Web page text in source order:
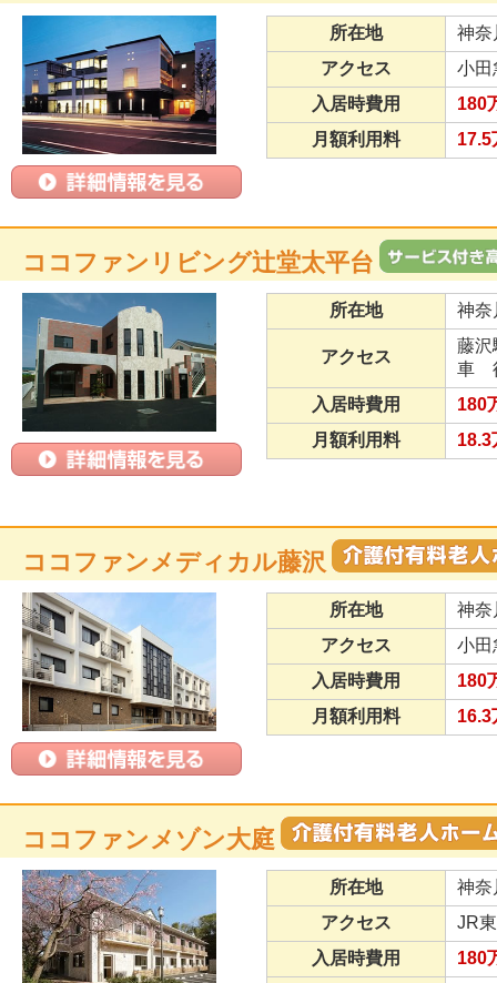
所在地
神奈
アクセス
小田
入居時費用
180
月額利用料
17.5
ココファンリビング辻堂太平台
所在地 神奈
アクセス
藤
車
入居時費用
180
月額利用料
18.3
ココファンメディカル藤沢
所在地
神奈
アクセス
小田
入居時費用
180
月額利用料
16.3
ココファンメゾン大庭
所在地
神奈
アクセス
JR
入居時費用
180